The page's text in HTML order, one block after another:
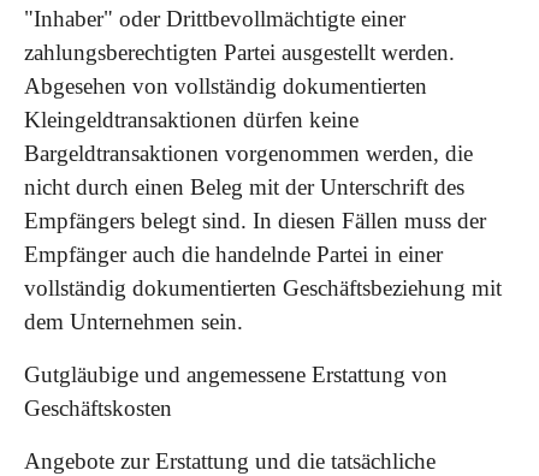
"Inhaber" oder Drittbevollmächtigte einer
zahlungsberechtigten Partei ausgestellt werden.
Abgesehen von vollständig dokumentierten
Kleingeldtransaktionen dürfen keine
Bargeldtransaktionen vorgenommen werden, die
nicht durch einen Beleg mit der Unterschrift des
Empfängers belegt sind. In diesen Fällen muss der
Empfänger auch die handelnde Partei in einer
vollständig dokumentierten Geschäftsbeziehung mit
dem Unternehmen sein.
Gutgläubige und angemessene Erstattung von
Geschäftskosten
Angebote zur Erstattung und die tatsächliche